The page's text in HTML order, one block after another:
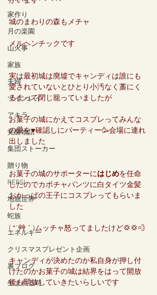
家作り
月の楽園
山火事
家族
夫婦
ツインレイ
アキラ
覚醒物語
集団ストーカー
贈り物
REFSI
地底世界
蛇族
エネルギー
クリスマスプレゼント企画
裏ブログ
生まれる時
城のまわりの森もメチャ
メルヘンチックです
実は最初城は廃墟でキャンディは誰にも
愛されていないとひとり小汚なく藁にく
るまって閉じ籠っていましたが
お菓子の城にかえてコスプレってみんな
の愛を♥️確認しにパーティー🥳会場に連れ
出しました
お菓子の城のサポーターにはじめを任命
したのでカボチャパンツに白タイツ金髪
おかっぱの王子にコスプレってもらいま
した
( *´艸｀)ムッチャ怒ってましたけど💢💢💨
キャンディが決めたのか私自身が押し付
けたのかお菓子の城は結界をはって開放
後も開放していきたいらしいです